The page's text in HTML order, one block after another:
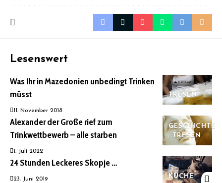
Lesenswert
TRESEN
Was Ihr in Mazedonien unbedingt Trinken
müsst
11. November 2018
GESCHICHTE
TRESEN
Alexander der Große rief zum
Trinkwettbewerb – alle starben
1. Juli 2022
KÜCHE
24 Stunden Leckeres Skopje …
23. Juni 2019